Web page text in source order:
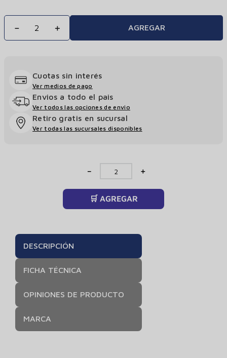
＋
－ AGREGAR
Cuotas sin interés
Ver medios de pago
Envios a todo el pais
Ver todos las opciones de envio
Retiro gratis en sucursal
Ver todas las sucursales disponibles
＋
－
🛒 AGREGAR
DESCRIPCIÓN
FICHA TÉCNICA
OPINIONES DE PRODUCTO
MARCA